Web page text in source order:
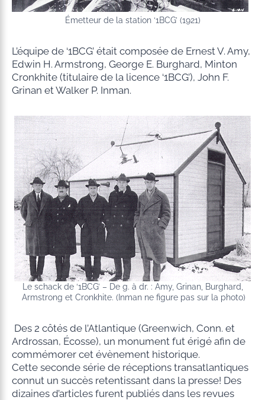
Émetteur de la station ‘1BCG’ (1921)
L’équipe de ‘1BCG’ était composée de Ernest V. Amy,
Edwin H. Armstrong, George E. Burghard, Minton
Cronkhite (titulaire de la licence ‘1BCG’), John F.
Grinan et Walker P. Inman.
Le schack de ‘1BCG’ – De g. à dr. : Amy, Grinan, Burghard,
Armstrong et Cronkhite. (Inman ne figure pas sur la photo)
Des 2 côtés de l’Atlantique (Greenwich, Conn. et
Ardrossan, Écosse), un monument fut érigé afin de
commémorer cet évènement historique.
Cette seconde série de réceptions transatlantiques
connut un succès retentissant dans la presse! Des
dizaines d’articles furent publiés dans les revues